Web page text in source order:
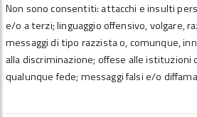
Non sono consentiti: attacchi e insulti
e/o a terzi; linguaggio offensivo, volgare,
messaggi di tipo razzista o, comunque,
alla discriminazione; offese alle istituzioni
qualunque fede; messaggi falsi e/o